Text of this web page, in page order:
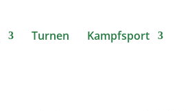
Turnen Kampfsport